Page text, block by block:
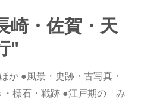
崎・佐賀・天
"
か ●風景・史跡・古写真・
標石・戦跡 ●江戸期の「み